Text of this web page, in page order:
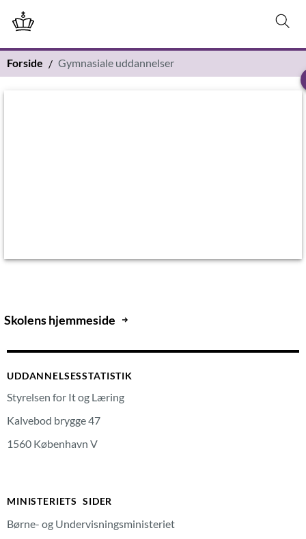
Forside Gymnasiale uddannelser
Skolens hjemmeside
UDDANNELSESSTATISTIK
Styrelsen for It og Læring
Kalvebod brygge 47
1560 København V
MINISTERIETS SIDER
Børne- og Undervisningsministeriet